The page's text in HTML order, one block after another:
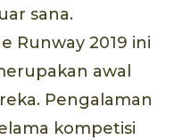
sana.
Runway 2019 ini
awal
Pengalaman
kompetisi